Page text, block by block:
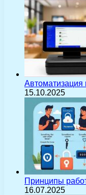
Автоматизация
15.10.2025
Принципы
16.07.2025